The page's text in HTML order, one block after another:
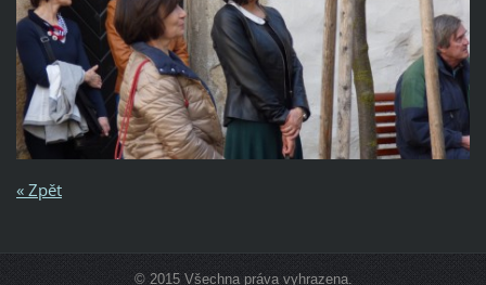
« Zpět
© 2015 Všechna práva vyhrazena.